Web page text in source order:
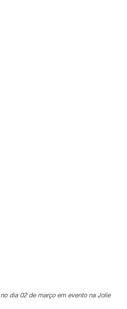
dia 02 de março em evento na Jolie